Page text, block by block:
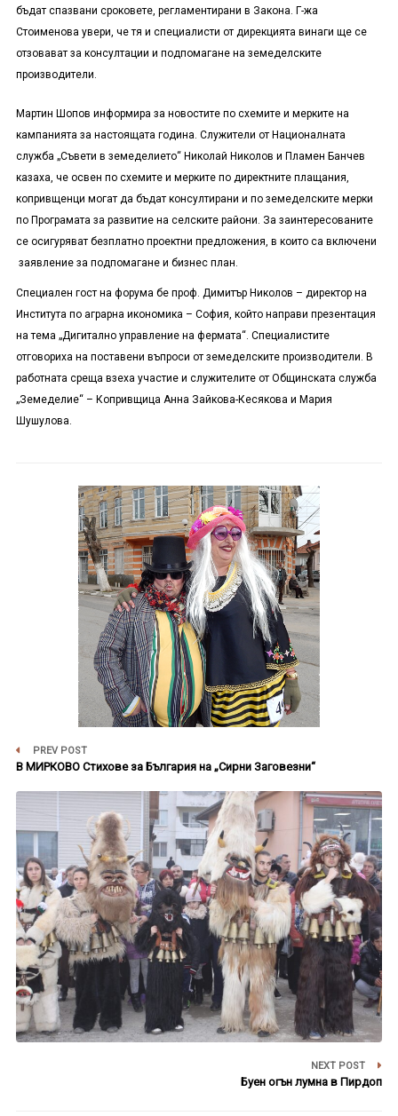
бъдат спазвани сроковете, регламентирани в Закона. Г-жа
Стоименова увери, че тя и специалисти от дирекцията винаги ще се
отзовават за консултации и подпомагане на земеделските
производители.
Мартин Шопов информира за новостите по схемите и мерките на
кампанията за настоящата година. Служители от Националната
служба „Съвети в земеделието“ Николай Николов и Пламен Банчев
казаха, че освен по схемите и мерките по директните плащания,
копривщенци могат да бъдат консултирани и по земеделските мерки
по Програмата за развитие на селските райони. За заинтересованите
се осигуряват безплатно проектни предложения, в които са включени
заявление за подпомагане и бизнес план.
Специален гост на форума бе проф. Димитър Николов – директор на
Института по аграрна икономика – София, който направи презентация
на тема „Дигитално управление на фермата“. Специалистите
отговориха на поставени въпроси от земеделските производители. В
работната среща взеха участие и служителите от Общинската служба
„Земеделие“ – Копривщица Анна Зайкова-Кесякова и Мария
Шушулова.
PREV POST
В МИРКОВО Стихове за България на „Сирни Заговезни“
NEXT POST
Буен огън лумна в Пирдоп